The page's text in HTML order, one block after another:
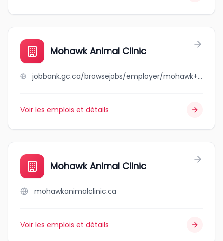
Mohawk Animal Clinic
jobbank.gc.ca/browsejobs/employer/mohawk+animal+clinic/ca
Voir les emplois et détails
Mohawk Animal Clinic
mohawkanimalclinic.ca
Voir les emplois et détails